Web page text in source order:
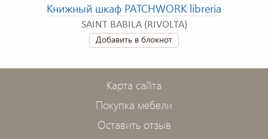
Книжный шкаф PATCHWORK libreria
SAINT BABILA (RIVOLTA)
Добавить в блокнот
Карта сайта
Покупка мебели
Оставить отзыв